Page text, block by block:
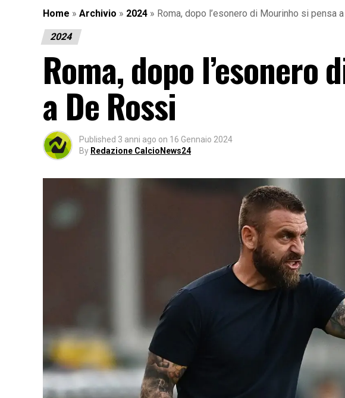
Home » Archivio » 2024 » Roma, dopo l’esonero di Mourinho si pensa
2024
Roma, dopo l’esonero
a De Rossi
Published 3 anni ago on 16 Gennaio 2024
By Redazione CalcioNews24